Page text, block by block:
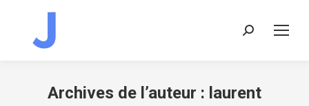
Recherche
Archives de l’auteur : laurent